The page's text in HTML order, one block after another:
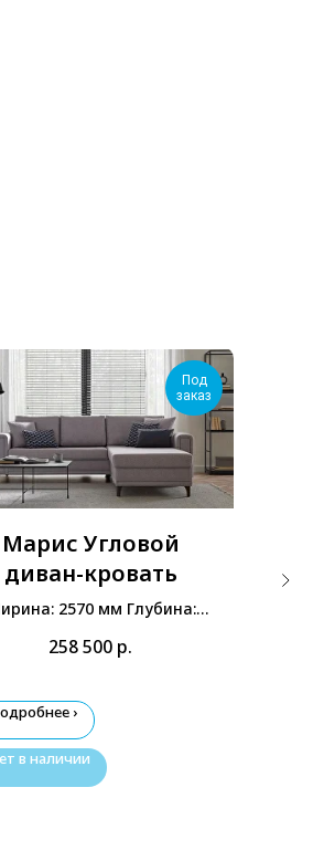
Под
заказ
Марис Угловой
диван-кровать
2570 мм Глубина:
258 500 р.
›
в наличии